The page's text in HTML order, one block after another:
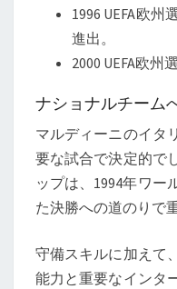
1996 UEFA欧
進出。
2000 UEFA欧州
ナショナルチーム
マルディーニのイタ
要な試合で決定的で
ップは、1994年ワー
た決勝への道のりで
守備スキルに加えて
能力と重要なインタ